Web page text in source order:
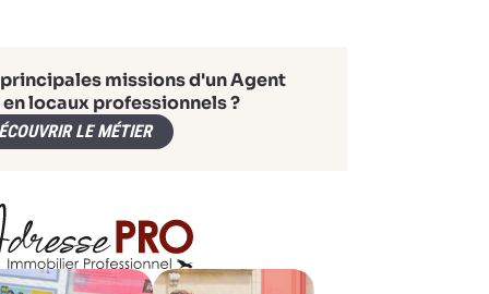
missions d'un Agent
locaux professionnels ?
LE MÉTIER